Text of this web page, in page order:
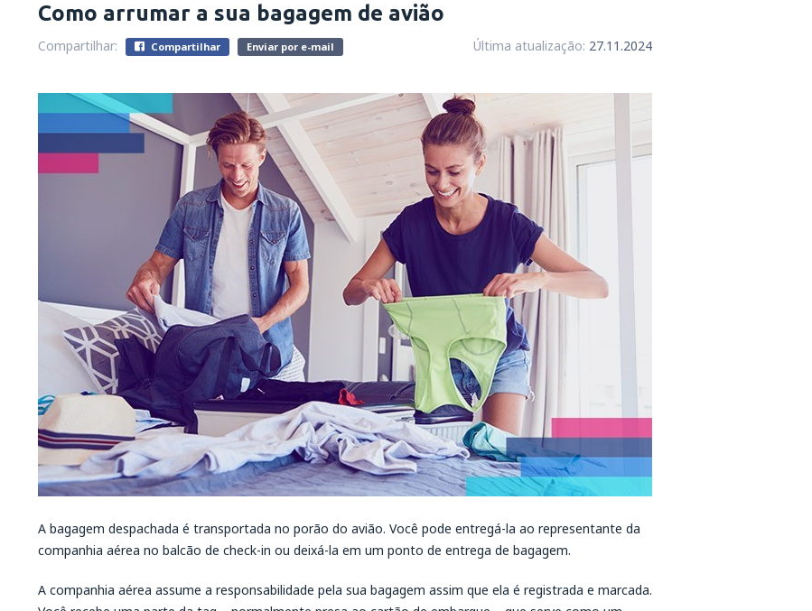
Como arrumar a sua bagagem de avião
Compartilhar: Compartilhar Enviar por e-mail Última atualização: 27.11.2024
A bagagem despachada é transportada no porão do avião. Você pode entregá-la ao representante da
companhia aérea no balcão de check-in ou deixá-la em um ponto de entrega de bagagem.
A companhia aérea assume a responsabilidade pela sua bagagem assim que ela é registrada e marcada.